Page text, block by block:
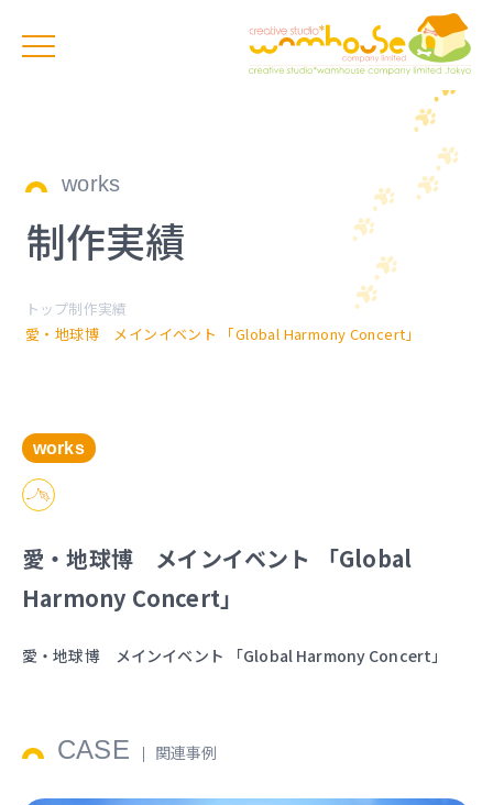
works
制作実績
トップ制作実績
愛・地球博 メインイベント 「Global Harmony Concert」
works
愛・地球博 メインイベント 「Global
Harmony Concert」
愛・地球博 メインイベント 「Global Harmony Concert」
CASE 関連事例